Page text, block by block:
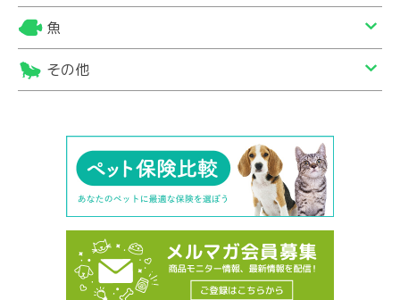
魚
その他